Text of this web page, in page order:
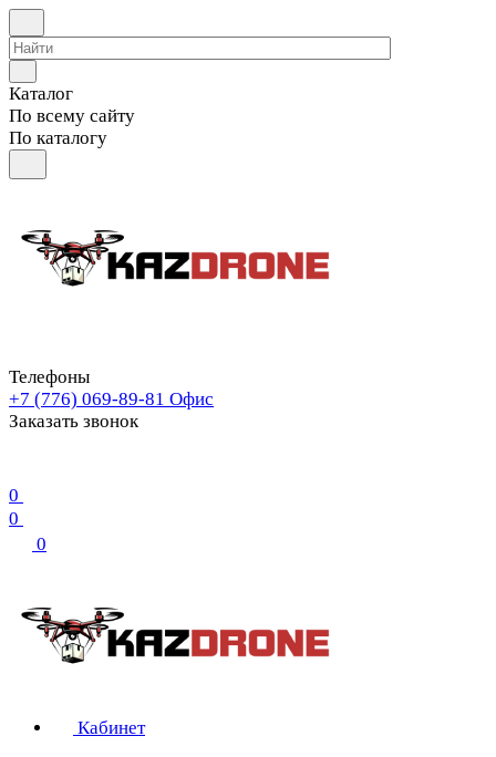
Каталог
По всему сайту
По каталогу
Телефоны
+7 (776) 069-89-81 Офис
Заказать звонок
0
0
0
Кабинет